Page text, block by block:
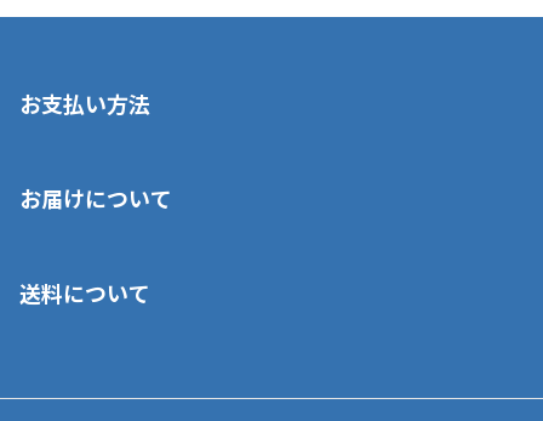
お支払い方法
いいただくことはできません。ご了承ください。
■代金引換(代引)※手数料がかかります
お届けについて
ご注文が確認出来次第、1～4営業日に発送いたします。「お取り
業日にてお引渡しとなります。(離島などの場合、例外もあります)
送料について